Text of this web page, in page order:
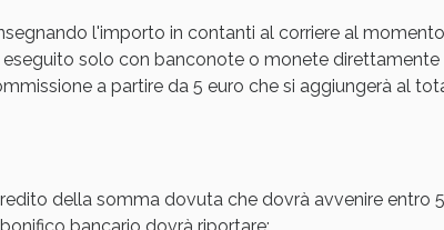
l'importo in contanti al corriere al
solo con banconote o monete direttamente
a partire da 5 euro che si aggiungerà al
della somma dovuta che dovrà avvenire entro
bancario dovrà riportare: